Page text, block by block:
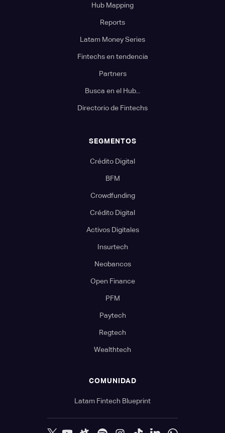
Hub Mapping
Reports
Latam Money Series
Fintechs en tendencia
Partners
Busca en el Hub...
Directorio de Fintechs
SEGMENTOS
Crédito Digital
BFM
Crowdfunding
Crédito Digital
Activos Digitales
Insurtech
Neobancos
Open Finance
PFM
Paytech
Regtech
Wealthtech
COMUNIDAD
Latam Fintech Blueprint